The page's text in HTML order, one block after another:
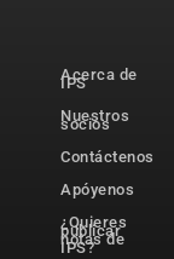
Acerca de
IPS
Nuestros
socios
Contáctenos
Apóyenos
¿Quieres
publicar
notas de
IPS?